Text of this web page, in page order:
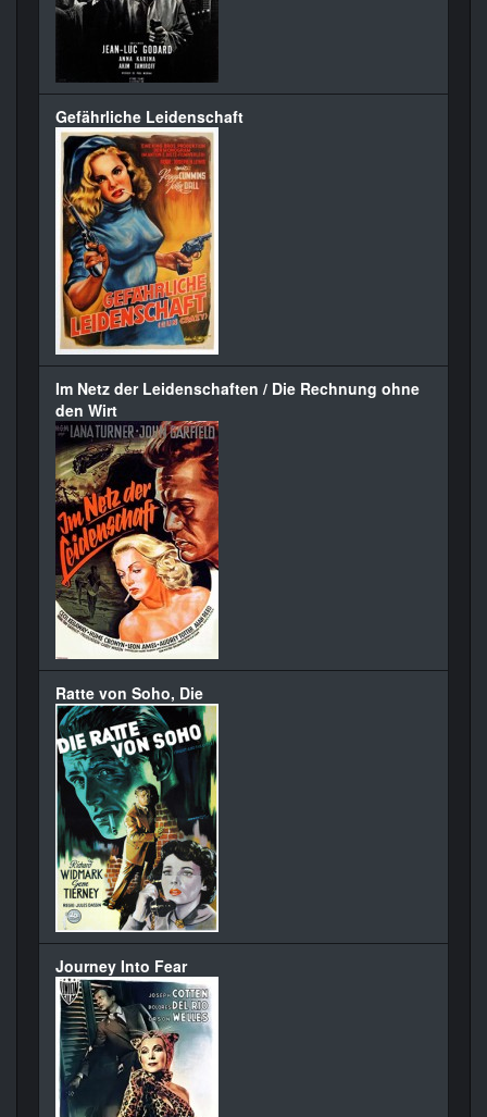
Gefährliche Leidenschaft
Im Netz der Leidenschaften / Die Rechnung ohne
den Wirt
Ratte von Soho, Die
Journey Into Fear